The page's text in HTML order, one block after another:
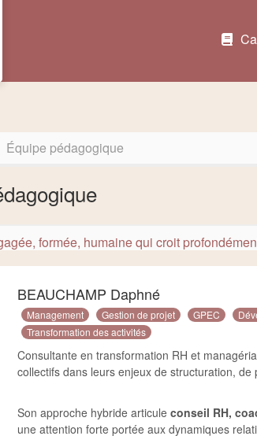
Équipe pédagogique
formée, humainequi croit
BEAUCHAMP Daphné
Management Gestion de projet GPEC
Transformation des activités
Consultante en transformation RH et
collectifs dans leurs enjeux de structuration,
Son approche hybride articule conseil RH,
une attention forte portée aux dynamiques